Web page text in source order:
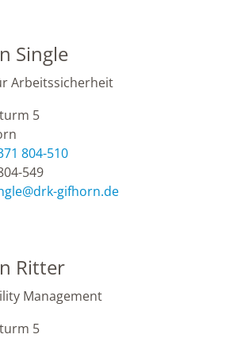
Single
Arbeitssicherheit
5
804-510
549
@drk-gifhorn.de
Ritter
Management
5